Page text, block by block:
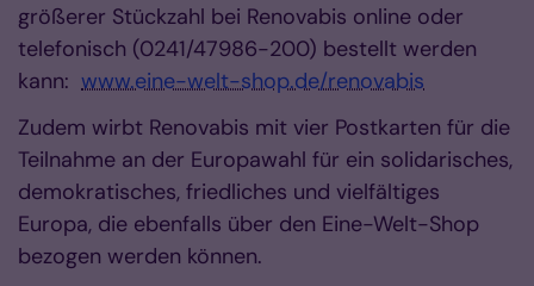
größerer Stückzahl bei Renovabis online oder
telefonisch (0241/47986-200) bestellt werden
kann: www.eine-welt-shop.de/renovabis
Zudem wirbt Renovabis mit vier Postkarten für die
Teilnahme an der Europawahl für ein solidarisches,
demokratisches, friedliches und vielfältiges
Europa, die ebenfalls über den Eine-Welt-Shop
bezogen werden können.